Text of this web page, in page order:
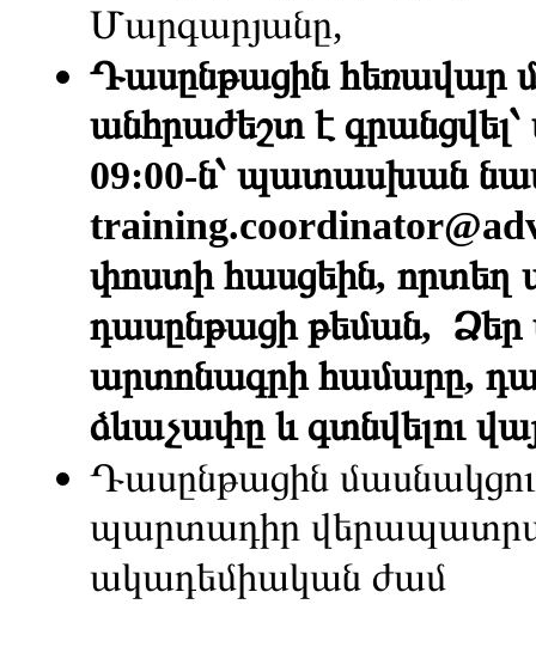
Մարգարյանը,
Դասընթացին հեռավար
անհրաժեշտ է
09:00-ն՝ պատասխան
փոստի հասցեին, որտեղ
դասընթացի թեման, Ձեր
արտոնագրի համարը,
ձևաչափը և գտնվելու
Դասընթացին
պարտադիր
ակադեմիական ժամ